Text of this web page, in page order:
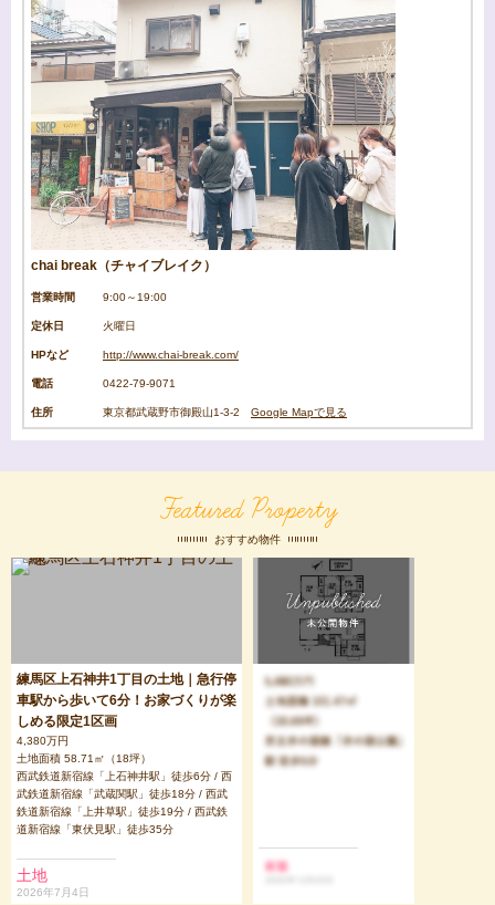
chai break（チャイブレイク）
営業時間 9:00～19:00
定休日 火曜日
HPなど http://www.chai-break.com/
電話 0422-79-9071
住所 東京都武蔵野市御殿山1-3-2 Google Mapで見る
Featured Property
おすすめ物件
練馬区上石神井1丁目の土地｜急行停
車駅から歩いて6分！お家づくりが楽
しめる限定1区画
4,380万円
土地面積 58.71㎡（18坪）
西武鉄道新宿線「上石神井駅」徒歩6分 / 西
武鉄道新宿線「武蔵関駅」徒歩18分 / 西武
鉄道新宿線「上井草駅」徒歩19分 / 西武鉄
道新宿線「東伏見駅」徒歩35分
土地
2026年7月4日